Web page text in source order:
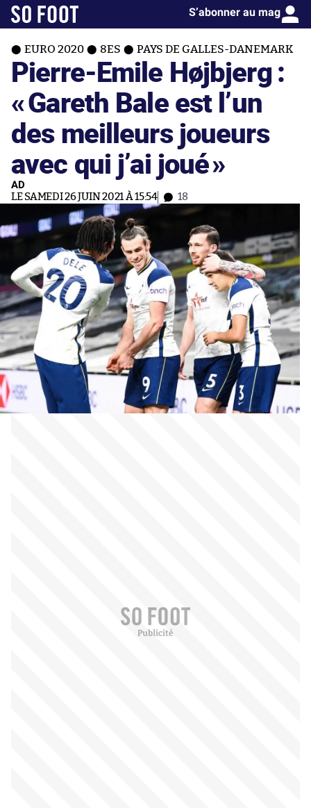
S’abonner au mag
EURO 2020 8ES PAYS DE GALLES-DANEMARK
Pierre-Emile Højbjerg :
«Gareth Bale est l’un
des meilleurs joueurs
avec qui j’ai joué»
AD
LE SAMEDI 26 JUIN 2021 À 15:54 18